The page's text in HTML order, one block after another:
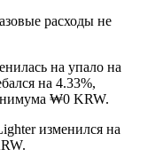
расходы не
на упало на
на 4.33%,
₩0 KRW.
изменился на